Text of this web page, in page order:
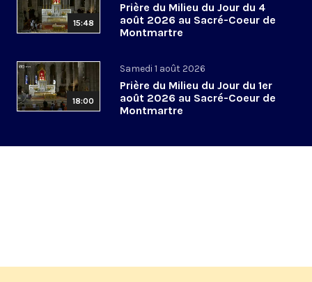
15:48
Prière du Milieu du Jour du 4
août 2026 au Sacré-Coeur de
Montmartre
18:00
Samedi 1 août 2026
Prière du Milieu du Jour du 1er
août 2026 au Sacré-Coeur de
Montmartre